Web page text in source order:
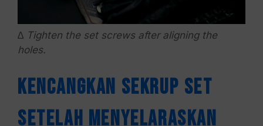
∆ Tighten the set screws after aligning the
holes.
Kencangkan sekrup set
setelah menyelaraskan